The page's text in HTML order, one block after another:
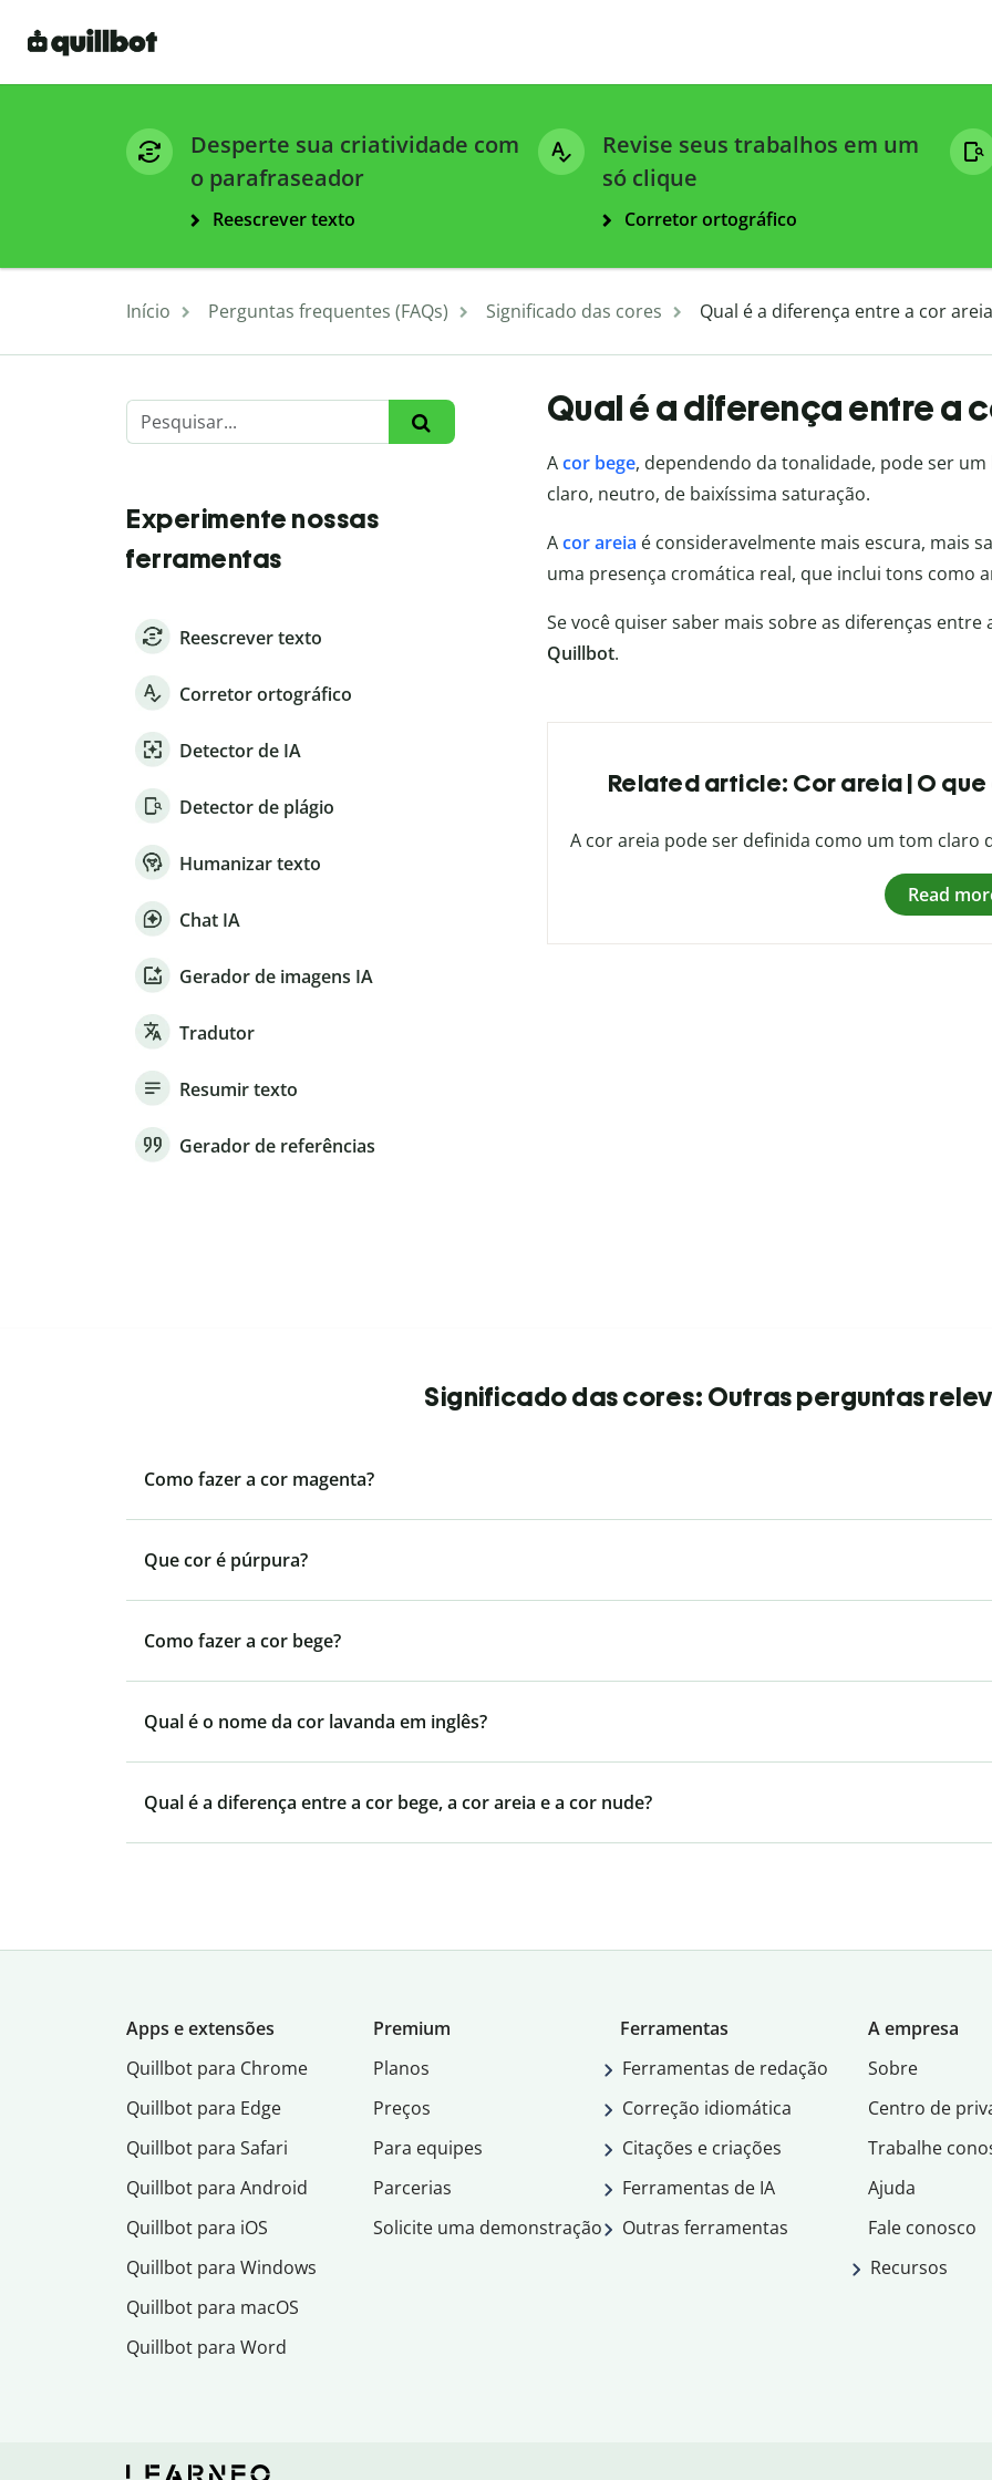
Desperte sua criatividade com
o parafraseador
Reescrever texto
Revise seus trabalhos em um
só clique
Corretor ortográfico
Início Perguntas frequentes (FAQs) Significado das cores Qual é a diferença entre a cor
Experimente nossas
ferramentas
Reescrever texto
Corretor ortográfico
Detector de IA
Detector de plágio
Humanizar texto
Chat IA
Gerador de imagens IA
Tradutor
Resumir texto
Gerador de referências
Qual é a diferença entre a
Acor bege, dependendo da tonalidade, pode ser
claro, neutro, de baixíssima saturação.
Acor areia é consideravelmente mais escura, mais
uma presença cromática real, que inclui tons como
Se você quiser saber mais sobre as diferenças entre
Quillbot.
Related article: Cor areia | O
A cor areia pode ser definida como um tom
Read
Significado das cores: Outras perguntas
Como fazer a cor magenta?
Que cor é púrpura?
Como fazer a cor bege?
Qual é o nome da cor lavanda em inglês?
Qual é a diferença entre a cor bege, a cor areia e a cor nude?
Apps e extensões
Quillbot para Chrome
Quillbot para Edge
Quillbot para Safari
Quillbot para Android
Quillbot para iOS
Quillbot para Windows
Quillbot para macOS
Quillbot para Word
Premium
Planos
Preços
Para equipes
Parcerias
Solicite uma demonstração
Ferramentas
Ferramentas de redação
Correção idiomática
Citações e criações
Ferramentas de IA
Outras ferramentas
A empresa
Sobre
Centro de
Trabalhe
Ajuda
Fale conosco
Recursos